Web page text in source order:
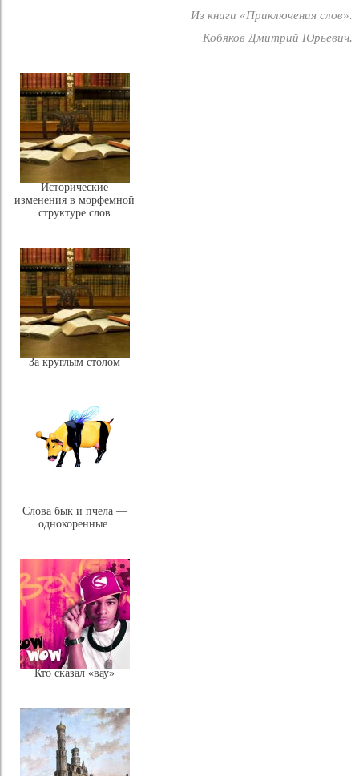
Из книги «Приключения слов».
Кобяков Дмитрий Юрьевич.
Исторические
изменения в морфемной
структуре слов
За круглым столом
Слова бык и пчела —
однокоренные.
Кто сказал «вау»